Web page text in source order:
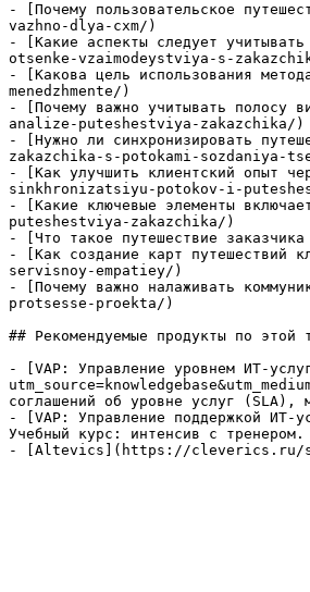
- [Почему пользовательское
vazhno-dlya-cxm/)
- [Какие аспекты следует
otsenke-vzaimodeystviya-s-
- [Какова цель использования
menedzhmente/)
- [Почему важно учитывать
analize-puteshestviya-zakazchika/)
- [Нужно ли синхронизировать
zakazchika-s-potokami-sozdaniya-
- [Как улучшить клиентский опыт
sinkhronizatsiyu-potokov-i-
- [Какие ключевые элементы
puteshestviya-zakazchika/)
- [Что такое путешествие
- [Как создание карт
servisnoy-empatiey/)
- [Почему важно налаживать
protsesse-proekta/)
## Рекомендуемые продукты по этой
- [VAP: Управление уровнем ИТ-
соглашений об уровне услуг (SLA),
- [VAP: Управление поддержкой ИТ-
Учебный курс: интенсив с тренером.
- [Altevics](https://cleverics.ru/